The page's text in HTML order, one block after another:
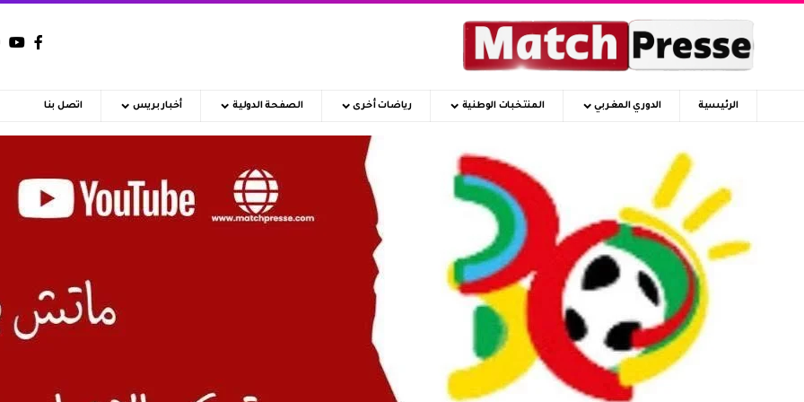
الرئيسية الدوري المغربي المنتخبات الوطنية رياضات أخرى الصفحة الدولية أخبار بريس اتصل بنا